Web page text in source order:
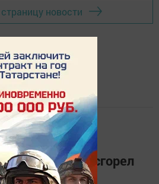
новости
пожаре сгорел